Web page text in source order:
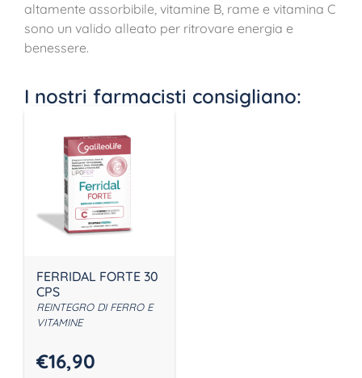
altamente assorbibile, vitamine B, rame e vitamina C
sono un valido alleato per ritrovare energia e
benessere.
I nostri farmacisti consigliano:
FERRIDAL FORTE 30
CPS
REINTEGRO DI FERRO E
VITAMINE
€16,90